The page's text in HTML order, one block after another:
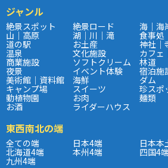
ジャンル
絶景スポット 絶景ロード 海｜海
山｜高原 湖｜川｜滝 食事処
道の駅 お土産 神社｜
温泉 文化施設 カフェ
商業施設 ソフトクリーム 林道
夜景 イベント体験 宿泊施
美術館｜資料館 海鮮 ダム
キャンプ場 スイーツ 珍スポ
動植物園 お肉 麺類
お酒 ライダーハウス
東西南北の端
全ての端 日本4端 日本本
北海道4端 本州4端 四国4端
九州4端